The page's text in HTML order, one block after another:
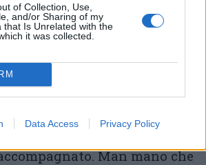
of Collection, Use,
and/or Sharing of my
that Is Unrelated with the
it was collected.
Data Access Privacy Policy
settembre 2019 e,
ho svolto il mio ministero
città di Bollate. Sono grato
di Tradate per
all’altare e ai sacerdoti
Man mano che